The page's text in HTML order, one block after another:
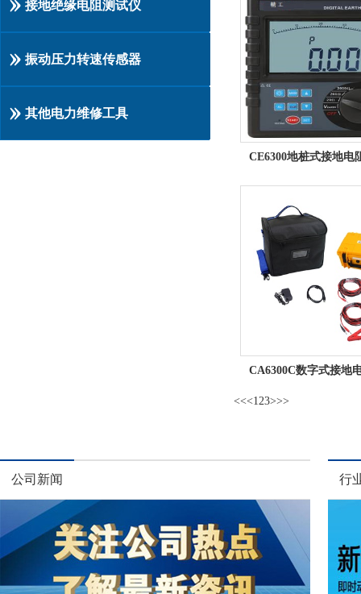
接地绝缘电阻测试仪
振动压力转速传感器
其他电力维修工具
<<<123>>>
公司新闻 行